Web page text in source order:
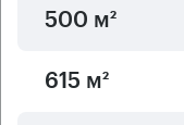
500 м²
615 м²